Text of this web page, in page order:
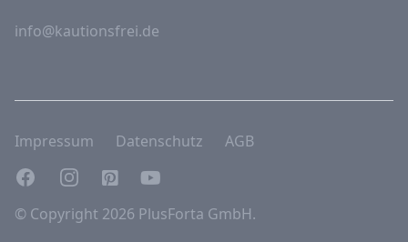
info@kautionsfrei.de
Impressum Datenschutz
AGB
FacebookInstagramPinterestYouTube
© Copyright 2026 PlusForta GmbH.